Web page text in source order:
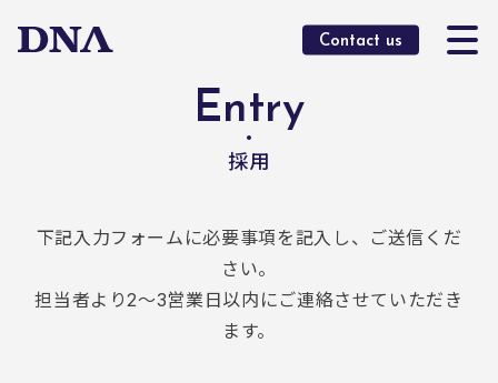
Contact us
Entry
採用
下記入力フォームに必要事項を記入し、ご送信くだ
さい。
担当者より2～3営業日以内にご連絡させていただき
ます。